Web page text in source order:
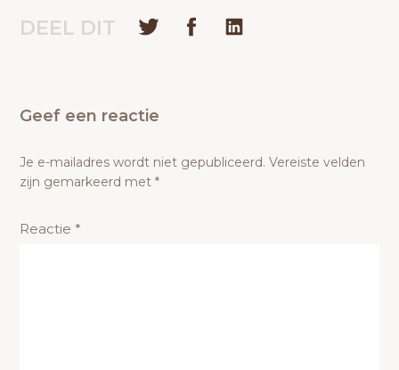
DEEL DIT
Geef een reactie
Je e-mailadres wordt niet gepubliceerd. Vereiste velden
zijn gemarkeerd met*
Reactie *